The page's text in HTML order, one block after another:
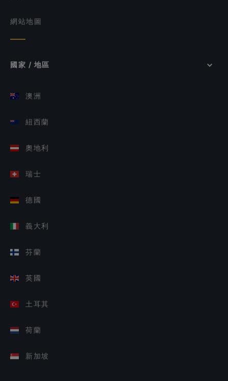
網站地圖
國家 / 地區
澳洲
紐西蘭
奧地利
瑞士
德國
義大利
芬蘭
英國
土耳其
荷蘭
新加坡